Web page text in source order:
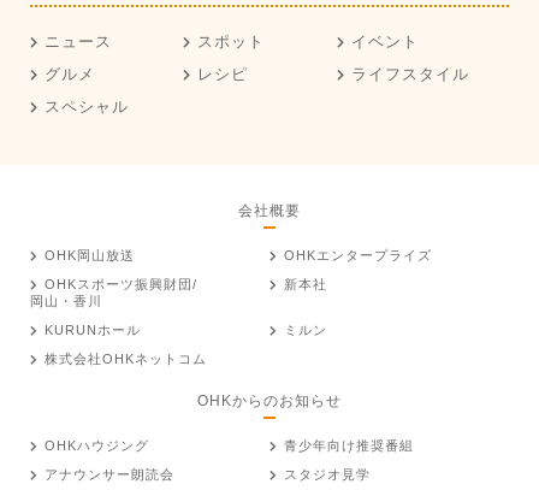
ニュース スポット
イベント
グルメ
レシピ
ライフスタイル
スペシャル
会社概要
OHK岡山放送
OHKエンタープライズ
OHKスポーツ振興財団/
岡山・香川
新本社
KURUNホール
ミルン
株式会社OHKネットコム
OHKからのお知らせ
OHKハウジング
青少年向け推奨番組
アナウンサー朗読会
スタジオ見学